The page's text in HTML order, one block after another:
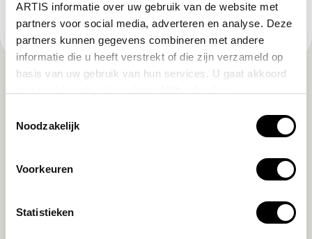
ARTIS informatie over uw gebruik van de website met
partners voor social media, adverteren en analyse. Deze
partners kunnen gegevens combineren met andere
informatie die u heeft verstrekt of die zijn verzameld op
basis van uw gebruik van hun services. U gaat akkoord
Noodzakelijk
Voorkeuren
Statistieken
ARTIS-Zoomeravonden